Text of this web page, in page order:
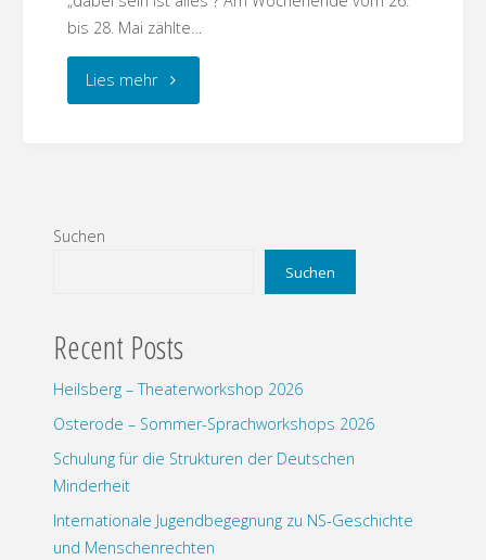
bis 28. Mai zählte…
Lies mehr"Sensburg
nach
Suchen
Suchen
Recent Posts
Heilsberg – Theaterworkshop 2026
Osterode – Sommer-Sprachworkshops 2026
Schulung für die Strukturen der Deutschen
Minderheit
Internationale Jugendbegegnung zu NS-Geschichte
und Menschenrechten